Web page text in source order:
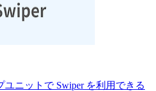
ユニットで Swiper を利用できる